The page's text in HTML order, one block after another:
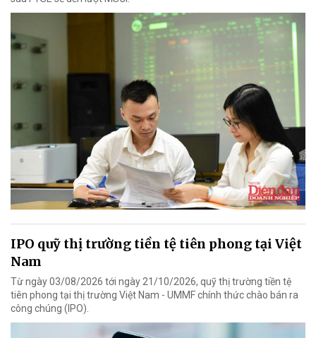
IPO quỹ thị trường tiền tệ tiên phong tại Việt
Nam
Từ ngày 03/08/2026 tới ngày 21/10/2026, quỹ thị trường tiền tệ
tiên phong tại thị trường Việt Nam - UMMF chính thức chào bán ra
công chúng (IPO).